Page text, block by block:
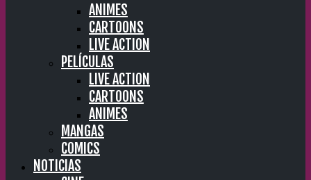
ANIMES
CARTOONS
LIVE ACTION
PELÍCULAS
LIVE ACTION
CARTOONS
ANIMES
MANGAS
COMICS
NOTICIAS